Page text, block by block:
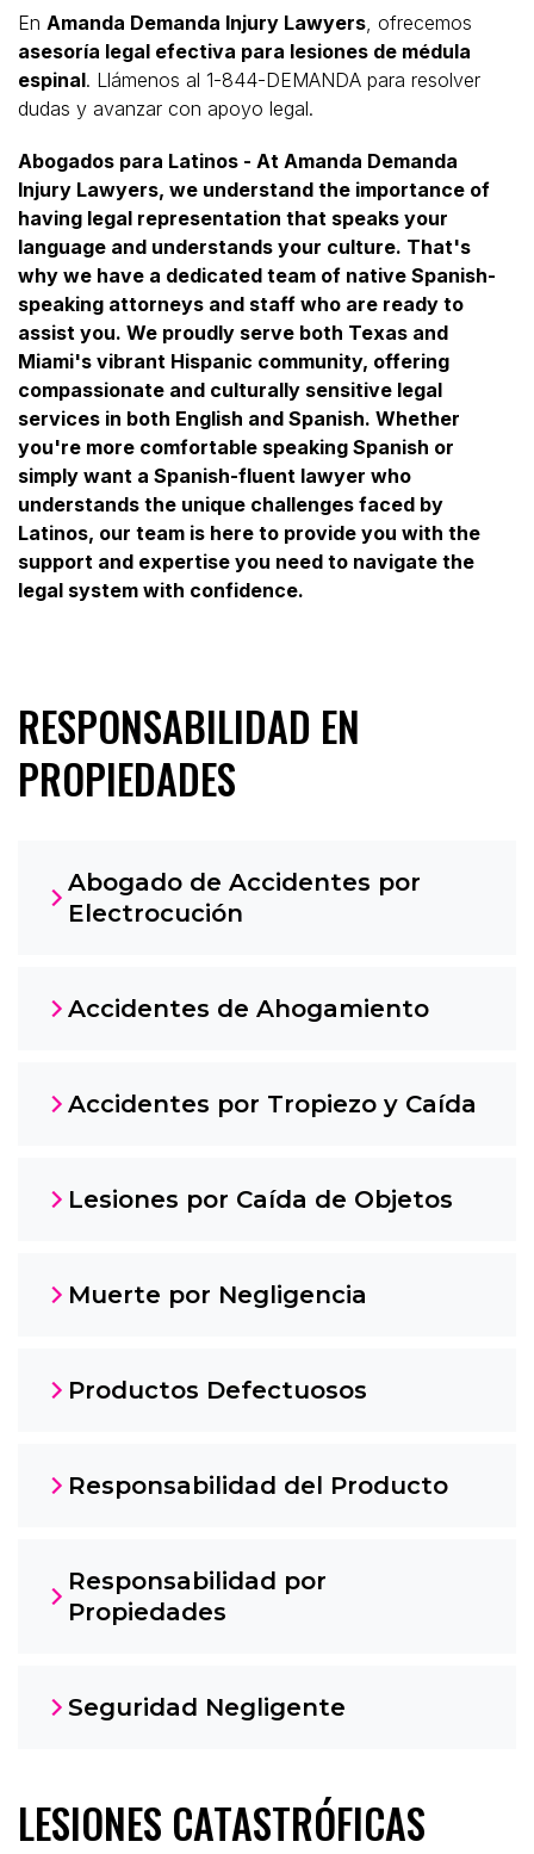
En Amanda Demanda Injury Lawyers , ofrecemos
asesoría legal efectiva para lesiones de médula
espinal. Llámenos al 1-844-DEMANDA para resolver
dudas y avanzar con apoyo legal.
Abogados para Latinos - At Amanda Demanda
Injury Lawyers, we understand the importance of
having legal representation that speaks your
language and understands your culture. That's
why we have a dedicated team of native Spanish-
speaking attorneys and staff who are ready to
assist you. We proudly serve both Texas and
Miami's vibrant Hispanic community, offering
compassionate and culturally sensitive legal
services in both English and Spanish. Whether
you're more comfortable speaking Spanish or
simply want a Spanish-fluent lawyer who
understands the unique challenges faced by
Latinos, our team is here to provide you with the
support and expertise you need to navigate the
legal system with confidence.
RESPONSABILIDAD EN
PROPIEDADES
Abogado de Accidentes por
Electrocución
Accidentes de Ahogamiento
Accidentes por Tropiezo y Caída
Lesiones por Caída de Objetos
Muerte por Negligencia
Productos Defectuosos
Responsabilidad del Producto
Responsabilidad por
Propiedades
Seguridad Negligente
LESIONES CATASTRÓFICAS